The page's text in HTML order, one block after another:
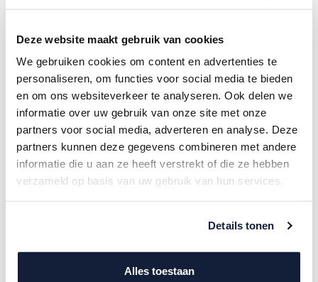
Deze website maakt gebruik van cookies
We gebruiken cookies om content en advertenties te
personaliseren, om functies voor social media te bieden
en om ons websiteverkeer te analyseren. Ook delen we
informatie over uw gebruik van onze site met onze
partners voor social media, adverteren en analyse. Deze
partners kunnen deze gegevens combineren met andere
informatie die u aan ze heeft verstrekt of die ze hebben
verzameld op basis van uw gebruik van hun services.
Details tonen
Alles toestaan